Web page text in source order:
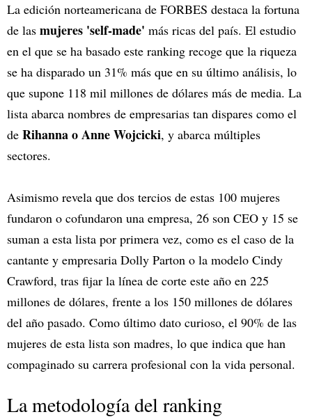
La edición norteamericana de FORBES destaca la fortuna
de las mujeres 'self-made' más ricas del país. El estudio
en el que se ha basado este ranking recoge que la riqueza
se ha disparado un 31% más que en su último análisis, lo
que supone 118 mil millones de dólares más de media. La
lista abarca nombres de empresarias tan dispares como el
de Rihanna o Anne Wojcicki, y abarca múltiples
sectores.
Asimismo revela que dos tercios de estas 100 mujeres
fundaron o cofundaron una empresa, 26 son CEO y 15 se
suman a esta lista por primera vez, como es el caso de la
cantante y empresaria Dolly Parton o la modelo Cindy
Crawford, tras fijar la línea de corte este año en 225
millones de dólares, frente a los 150 millones de dólares
del año pasado. Como último dato curioso, el 90% de las
mujeres de esta lista son madres, lo que indica que han
compaginado su carrera profesional con la vida personal.
La metodología del ranking